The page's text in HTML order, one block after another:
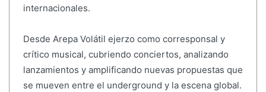
internacionales.
Desde Arepa Volátil ejerzo como corresponsal y
crítico musical, cubriendo conciertos, analizando
lanzamientos y amplificando nuevas propuestas que
se mueven entre el underground y la escena global.